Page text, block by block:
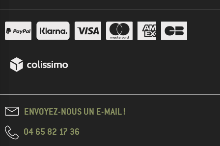
ENVOYEZ-NOUS UN E-MAIL !
04 65 82 17 36